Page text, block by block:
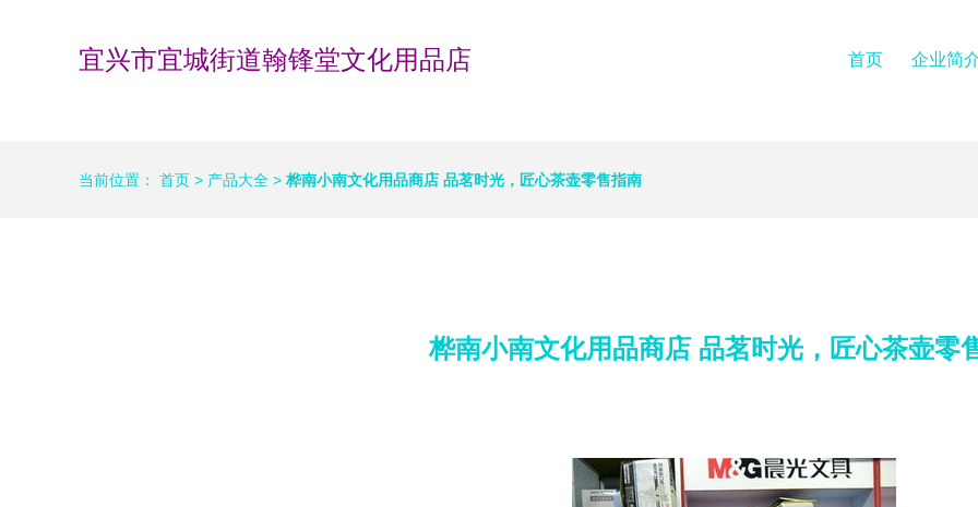
宜兴市宜城街道翰锋堂文化用品店 首页 企业简
当前位置： 首页 > 产品大全 > 桦南小南文化用品商店 品茗时光，匠心茶壶零售指南
桦南小南文化用品商店 品茗时光，匠心茶壶零